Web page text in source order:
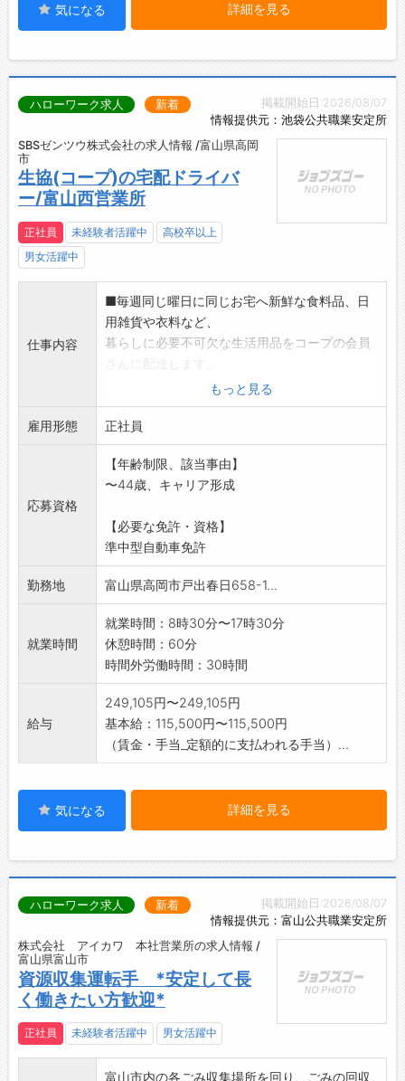
気になる 詳細を見る
掲載開始日:2026/08/07
情報提供元：池袋公共職業安定所
ハローワーク求人 新着
SBSゼンツウ株式会社の求人情報 /富山県高岡
市
生協(コープ)の宅配ドライバ
ー/富山西営業所
正社員 未経験者活躍中
高校卒以上
男女活躍中
仕事内容
■毎週同じ曜日に同じお宅へ新鮮な食料品、日
用雑貨や衣料など、
暮らしに必要不可欠な生活用品をコープの会員
お買い物がたいへんなお年寄りや子育て中の方
からは、特に喜んで
いただけます。
■在宅の方には直接お渡し、不在の方へは決め
られた場所にお届け
しますので、再配達はありません。
(1.5t車:全車
AT、バックモニター付)を使用します。入社後
はひとりで配達で
きるようになるまで、同乗指導者をつけた運転
います。
現在活躍中のドライバーの多くが未経験からス
タートしています。
(変更範囲:構内職、事務職)
もっと見る
雇用形態 正社員
応募資格
【年齢制限、該当事由】
〜44歳、キャリア形成
【必要な免許・資格】
準中型自動車免許
勤務地 富山県高岡市戸出春日658-1...
就業時間
就業時間：8時30分〜17時30分
休憩時間：60分
時間外労働時間：30時間
給与
249,105円〜249,105円
基本給：115,500円〜115,500円
（賃金・手当_定額的に支払われる手当）...
気になる 詳細を見る
掲載開始日:2026/08/07
情報提供元：富山公共職業安定所
ハローワーク求人 新着
株式会社 アイカワ 本社営業所の求人情報 /
富山県富山市
資源収集運転手 *安定して長
く働きたい方歓迎*
正社員 未経験者活躍中 男女活躍中
富山市内の各ごみ収集場所を回り、ごみの回収